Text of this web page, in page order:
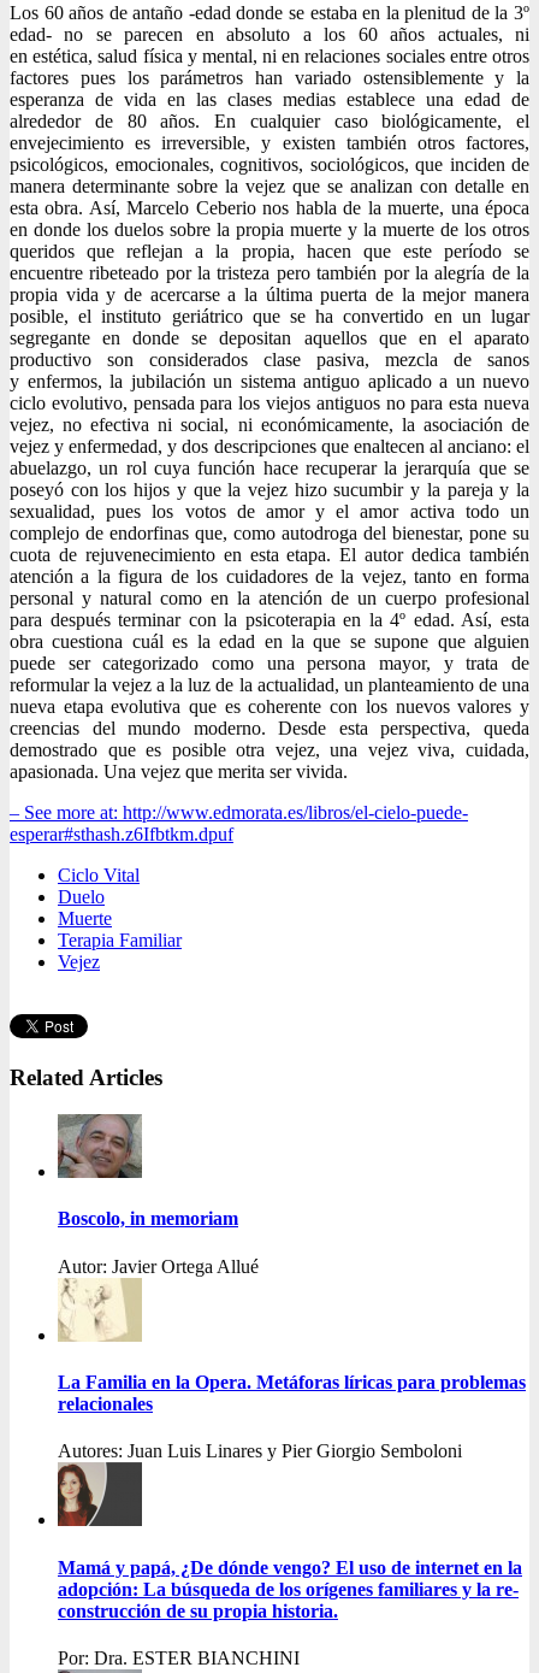
Los 60 años de antaño -edad donde se estaba en la plenitud de la 3º
edad- no se parecen en absoluto a los 60 años actuales, ni
en estética, salud física y mental, ni en relaciones sociales entre otros
factores pues los parámetros han variado ostensiblemente y la
esperanza de vida en las clases medias establece una edad de
alrededor de 80 años. En cualquier caso biológicamente, el
envejecimiento es irreversible, y existen también otros factores,
psicológicos, emocionales, cognitivos, sociológicos, que inciden de
manera determinante sobre la vejez que se analizan con detalle en
esta obra. Así, Marcelo Ceberio nos habla de la muerte, una época
en donde los duelos sobre la propia muerte y la muerte de los otros
queridos que reflejan a la propia, hacen que este período se
encuentre ribeteado por la tristeza pero también por la alegría de la
propia vida y de acercarse a la última puerta de la mejor manera
posible, el instituto geriátrico que se ha convertido en un lugar
segregante en donde se depositan aquellos que en el aparato
productivo son considerados clase pasiva, mezcla de sanos
y enfermos, la jubilación un sistema antiguo aplicado a un nuevo
ciclo evolutivo, pensada para los viejos antiguos no para esta nueva
vejez, no efectiva ni social, ni económicamente, la asociación de
vejez y enfermedad, y dos descripciones que enaltecen al anciano: el
abuelazgo, un rol cuya función hace recuperar la jerarquía que se
poseyó con los hijos y que la vejez hizo sucumbir y la pareja y la
sexualidad, pues los votos de amor y el amor activa todo un
complejo de endorfinas que, como autodroga del bienestar, pone su
cuota de rejuvenecimiento en esta etapa. El autor dedica también
atención a la figura de los cuidadores de la vejez, tanto en forma
personal y natural como en la atención de un cuerpo profesional
para después terminar con la psicoterapia en la 4º edad. Así, esta
obra cuestiona cuál es la edad en la que se supone que alguien
puede ser categorizado como una persona mayor, y trata de
reformular la vejez a la luz de la actualidad, un planteamiento de una
nueva etapa evolutiva que es coherente con los nuevos valores y
creencias del mundo moderno. Desde esta perspectiva, queda
demostrado que es posible otra vejez, una vejez viva, cuidada,
apasionada. Una vejez que merita ser vivida.
– See more at: http://www.edmorata.es/libros/el-cielo-puede-
esperar#sthash.z6Ifbtkm.dpuf
Ciclo Vital
Duelo
Muerte
Terapia Familiar
Vejez
Related Articles
Boscolo, in memoriam
Autor: Javier Ortega Allué
La Familia en la Opera. Metáforas líricas para problemas
relacionales
Autores: Juan Luis Linares y Pier Giorgio Semboloni
Mamá y papá, ¿De dónde vengo? El uso de internet en la
adopción: La búsqueda de los orígenes familiares y la re-
construcción de su propia historia.
Por: Dra. ESTER BIANCHINI